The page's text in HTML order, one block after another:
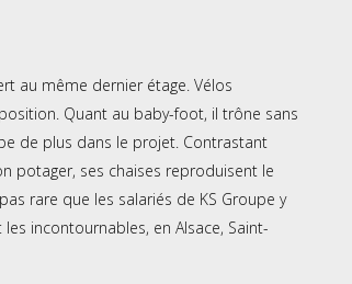
au même dernier étage. Vélos
Quant au baby-foot, il trône sans
de plus dans le projet. Contrastant
potager, ses chaises reproduisent le
rare que les salariés de KS Groupe y
incontournables, en Alsace, Saint-